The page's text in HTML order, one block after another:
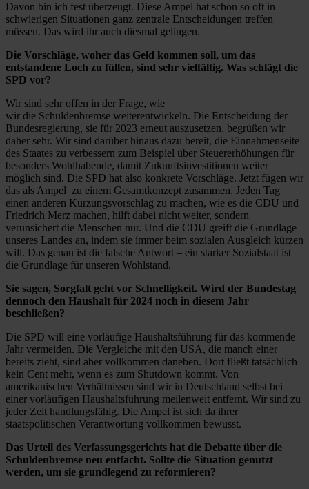
Davon bin ich fest überzeugt. Diese Ampel hat schon so oft in
schwierigen Situationen ganz zentrale Entscheidungen treffen
müssen. Das wird ihr auch diesmal gelingen.
Die Vorschläge, woher das Geld kommen soll, um das
entstandene Loch zu füllen, sind sehr vielfältig. Was schlägt die
SPD vor?
Wir sind sehr offen in der Frage, wie
wir die Schuldenbremse weiterentwickeln. Die Entscheidung der
Bundesregierung, sie für 2023 erneut auszusetzen, begrüßen wir
daher sehr. Wir sind darüber hinaus dazu bereit, die Einnahmenseite
des Staates zu verbessern zum Beispiel über Steuererhöhungen für
besonders Wohlhabende, damit Zukunftsinvestitionen weiter
möglich sind. Die SPD hat also konkrete Vorschläge. Jetzt fügen wir
das als Ampel zu einem Gesamtkonzept zusammen. Jeden Tag
einen anderen Kürzungsvorschlag zu machen, wie es die CDU und
Friedrich Merz machen, hilft dabei nicht weiter, sondern
verunsichert die Menschen nur. Und die CDU greift die Grundlage
unseres Landes an, indem sie immer beim sozialen Ausgleich kürzen
will. Das genau ist die falsche Antwort – ein starker Sozialstaat ist
die Grundlage für unseren Wohlstand.
Sie sagen, Sorgfalt geht vor Schnelligkeit. Wird der Bundestag
dennoch den Haushalt für 2024 noch in diesem Jahr
beschließen?
Die SPD will eine vorläufige Haushaltsführung für das kommende
Jahr vermeiden. Die Vergleiche mit den USA, die manch einer
bereits zieht, sind aber vollkommen daneben. Dort fließt tatsächlich
kein Cent mehr, wenn es zum Shutdown kommt. Von
amerikanischen Verhältnissen sind wir in Deutschland selbst bei
einer vorläufigen Haushaltsführung meilenweit entfernt. Wir sind zu
jeder Zeit handlungsfähig. Die Ampel ist sich da ihrer
staatspolitischen Verantwortung vollkommen bewusst.
Das Urteil des Verfassungsgerichts hat die Debatte über die
Schuldenbremse neu entfacht. Sollte die Situation genutzt
werden, um sie grundlegend zu reformieren?